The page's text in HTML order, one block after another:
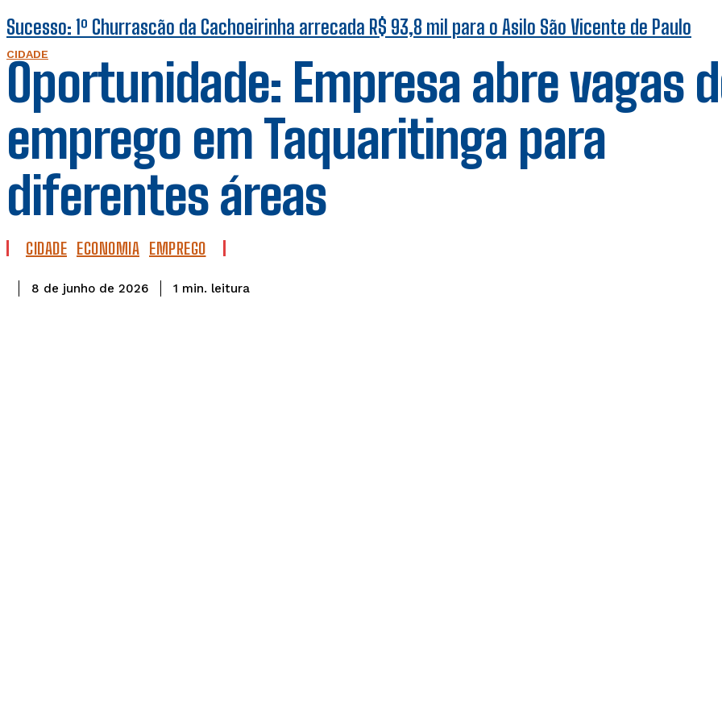
Sucesso: 1º Churrascão da Cachoeirinha arrecada R$ 93,8 mil para o Asilo São Vicente de Paulo
CIDADE
Oportunidade: Empresa abre vagas
emprego em Taquaritinga para
diferentes áreas
CIDADE ECONOMIA EMPREGO
8 de junho de 2026 1 min. leitura